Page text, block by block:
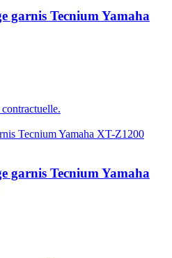
garnis Tecnium Yamaha
garnis Tecnium Yamaha